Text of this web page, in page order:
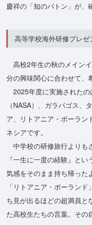
慶祥の「知のバトン」が、
高等学校海外研修プレゼ
高校2年生の秋のメイン
分の興味関心に合わせて、
2025年度に実施されたの
（NASA）、ガラパゴス、
ア、リトアニア・ポーラン
ネシアです。
中学校の研修旅行よりも
『一生に一度の経験』と
気感をそのまま持ち帰った
「リトアニア・ポーラン
ち見が出るほどの超満員と
た高校生たちの言葉。その